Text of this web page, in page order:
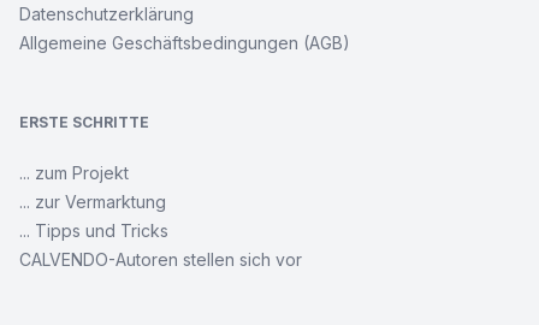
Datenschutzerklärung
Allgemeine Geschäftsbedingungen (AGB)
ERSTE SCHRITTE
... zum Projekt
... zur Vermarktung
... Tipps und Tricks
CALVENDO-Autoren stellen sich vor